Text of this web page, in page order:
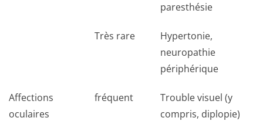
paresthésie
Très rare
Hypertonie,
neuropathie
périphérique
Affections
oculaires
fréquent
Trouble visuel (y
compris, diplopie)